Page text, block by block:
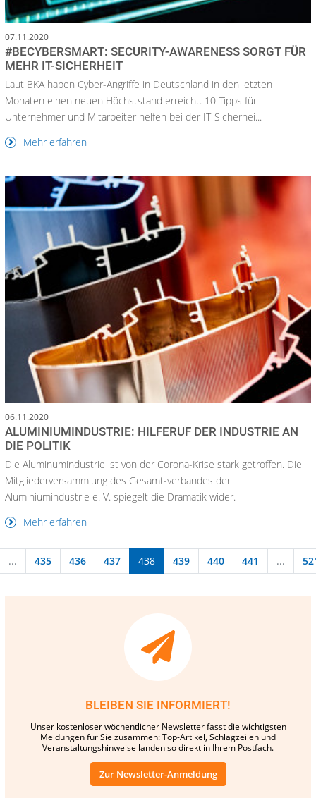
07.11.2020
#BECYBERSMART: SECURITY-AWARENESS SORGT FÜR
MEHR IT-SICHERHEIT
Laut BKA haben Cyber-Angriffe in Deutschland in den letzten
Monaten einen neuen Höchststand erreicht. 10 Tipps für
Unternehmer und Mitarbeiter helfen bei der IT-Sicherhei...
Mehr erfahren
06.11.2020
ALUMINIUMINDUSTRIE: HILFERUF DER INDUSTRIE AN
DIE POLITIK
Die Aluminumindustrie ist von der Corona-Krise stark getroffen. Die
Mitgliederversammlung des Gesamt-verbandes der
Aluminiumindustrie e. V. spiegelt die Dramatik wider.
Mehr erfahren
... 435 436 437 438 439 440 441 ...
BLEIBEN SIE INFORMIERT!
Unser kostenloser wöchentlicher Newsletter fasst die wichtigsten
Meldungen für Sie zusammen: Top-Artikel, Schlagzeilen und
Veranstaltungshinweise landen so direkt in Ihrem Postfach.
Zur Newsletter-Anmeldung